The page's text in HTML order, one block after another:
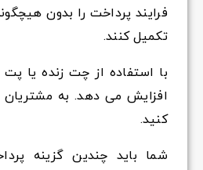
فرایند پرداخت را بدون
تکمیل کنند.
با استفاده از چت زنده یا پت
افزایش می دهد. به
کنید.
شما باید چندین گزینه